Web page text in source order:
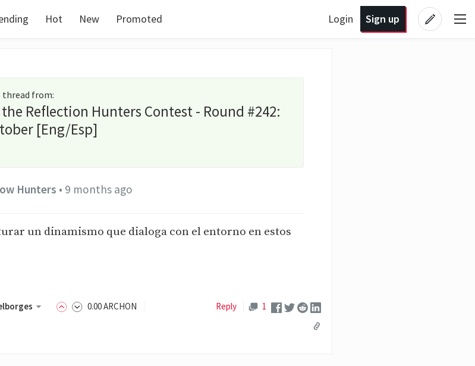
Hot New Promoted Login Sign up
thread from:
Reflection Hunters Contest - Round #242:
[Eng/Esp]
Hunters • 9 months ago
un dinamismo que dialoga con el entorno en estos
0.00ARCHON Reply 1